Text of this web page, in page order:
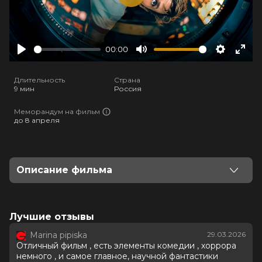
Play
00:00
Mute Settings
Play
Длительность
9 мин
Страна
Россия
Меморандум на фильм
до 8 апреля
Описание фильма
«Проект Конец света"», затем – сеанс фильма
Художественные материалы демонстрируются в
Лучшие отзывы
Marina pipiska 29.03.2026
Отличный фильм , есть элементы комедии , хоррора
немного , и самое главное, научной фантастики